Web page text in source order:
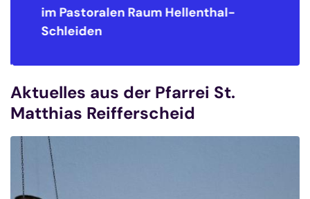
im Pastoralen RaumHellenthal-
Schleiden
Aktuelles aus der Pfarrei St.
Matthias Reifferscheid